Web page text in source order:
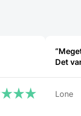
Det
Lone